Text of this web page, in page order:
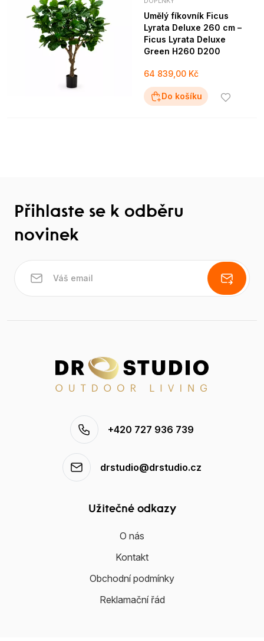
Umělý fíkovník Ficus
Lyrata Deluxe 260 cm –
Ficus Lyrata Deluxe
Green H260 D200
64 839,00 Kč
Do košíku
Přihlaste se k odběru
novinek
+420 727 936 739
drstudio@drstudio.cz
Užitečné odkazy
O nás
Kontakt
Obchodní podmínky
Reklamační řád